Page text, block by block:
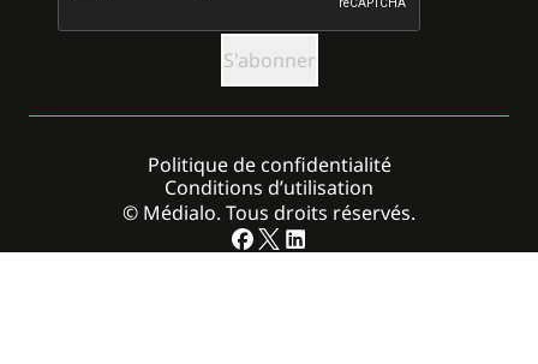
© Médialo. Tous droits réservés.
Politique de confidentialité
Conditions d’utilisation